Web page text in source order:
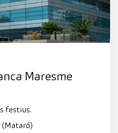
Maresme
festius.
(Mataró)